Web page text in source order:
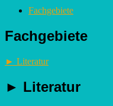
Fachgebiete
Fachgebiete
► Literatur
► Literatur